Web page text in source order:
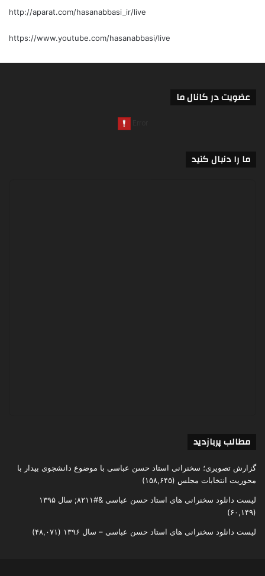
http://aparat.com/hasanabbasi_ir/live
https://www.youtube.com/hasanabbasi/live
عضویت در کانال ما
ما را دنبال کنید
مطالب پربازدید
گزارش تصویری؛ سخنرانی استاد حسن عباسی با موضوع دانشجوی بیدار با
محوریت انتخابات مجلس (۱۵۸,۶۴۵)
لیست دانلود سخنرانی های استاد حسن عباسی &#۸۲۱۱; سال ۱۳۹۵
(۶۰,۱۴۹)
لیست دانلود سخنرانی های استاد حسن عباسی – سال ۱۳۹۶ (۴۸,۰۷۱)